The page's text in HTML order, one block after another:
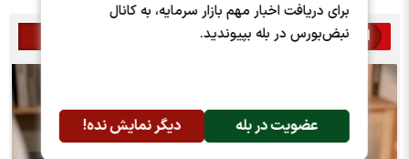
برای دریافت اخبار مهم بازار سرمایه، به کانال
نبض‌بورس در بله بپیوندید.
عضویت در بله دیگر نمایش نده!
اخبار مرتبط